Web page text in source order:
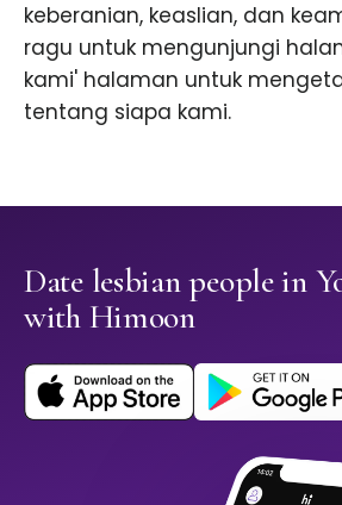
keberanian, keaslian, dan
ragu untuk mengunjungi
kami' halaman untuk
tentang siapa kami.
Date lesbian people in
with Himoon